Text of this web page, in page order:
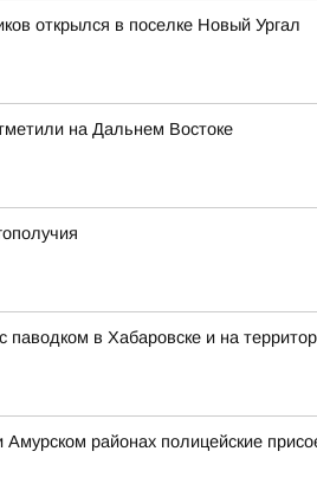
открылся в поселке Новый Ургал
на Дальнем Востоке
паводком в Хабаровске и на
Амурском районах полицейские